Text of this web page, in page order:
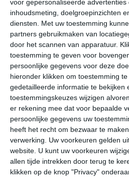
voor gepersonaliseerde
inhoudsmeting, doelgroepinzichten
diensten. Met uw toestemming
partners gebruikmaken van
door het scannen van apparatuur.
toestemming te geven voor
persoonlijke gegevens voor deze
hieronder klikken om toestemming
gedetailleerde informatie te bekijken
toestemmingskeuzes wijzigen
er rekening mee dat voor bepaalde
persoonlijke gegevens uw
heeft het recht om bezwaar te
verwerking. Uw voorkeuren gelden
website. U kunt uw voorkeuren
allen tijde intrekken door terug te
klikken op de knop "Privacy"
vr
29° 21°
za
28° 21° 28°
21°C 26°C 29°C
06:00 09:00 12:00
06:00 09:00 12:00